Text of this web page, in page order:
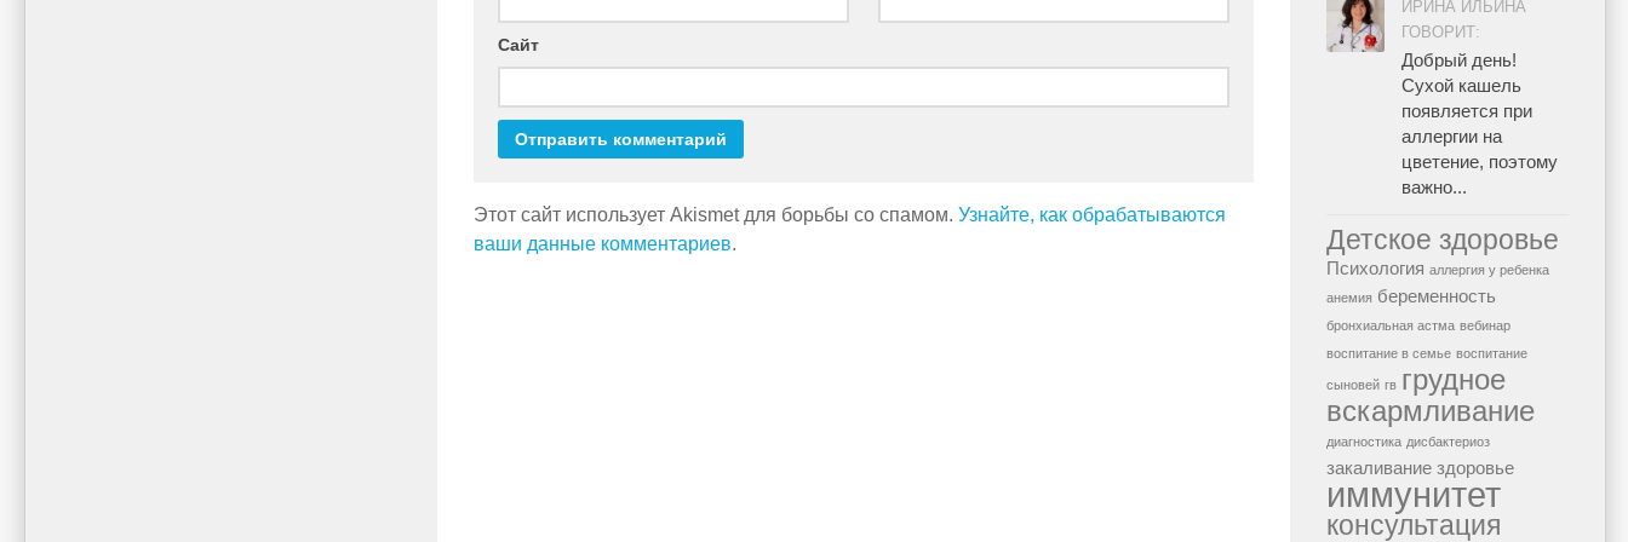
Сайт
Этот сайт использует Akismet для борьбы со спамом. Узнайте, как обрабатываются
ваши данные комментариев.
ИРИНА ИЛЬИНА
ГОВОРИТ:
Добрый день!
Сухой кашель
появляется при
аллергии на
цветение, поэтому
важно...
Детское здоровье
Психология аллергия у ребенка
анемия беременность
бронхиальная астма вебинар
воспитание в семье воспитание
сыновей гв грудное
вскармливание
диагностика дисбактериоз
закаливание здоровье
иммунитет
консультация